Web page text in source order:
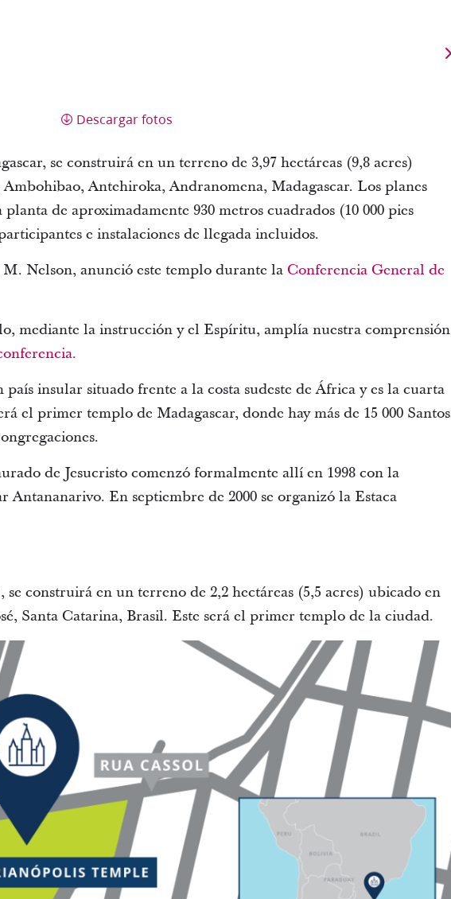
Descargar fotos
se construirá en un terreno de 3,97 hectáreas (9,8 acres)
Antehiroka, Andranomena, Madagascar. Los planes
de aproximadamente 930 metros cuadrados (10 000 pies
e instalaciones de llegada incluidos.
Nelson, anunció este templo durante la Conferencia General de
mediante la instrucción y el Espíritu, amplía nuestra comprensión
país insular situado frente a la costa sudeste de África y es la cuarta
el primer templo de Madagascar, donde hay más de 15 000 Santos
de Jesucristo comenzó formalmente allí en 1998 con la
Antananarivo. En septiembre de 2000 se organizó la Estaca
construirá en un terreno de 2,2 hectáreas (5,5 acres) ubicado en
Santa Catarina, Brasil. Este será el primer templo de la ciudad.